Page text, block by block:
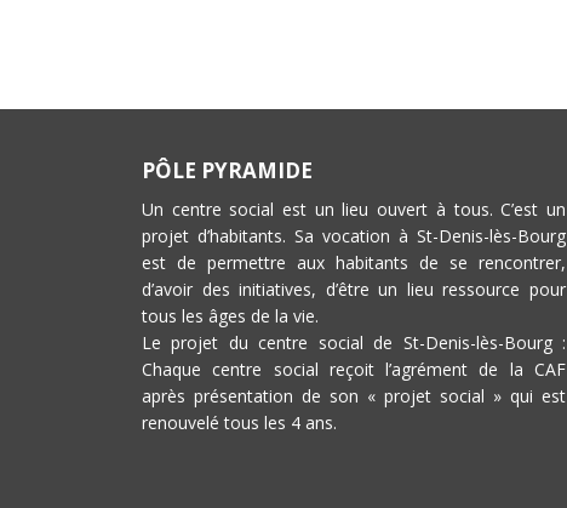
PÔLE PYRAMIDE
Un centre social est un lieu ouvert à tous. C’est un
projet d’habitants. Sa vocation à St-Denis-lès-Bourg
est de permettre aux habitants de se rencontrer,
d’avoir des initiatives, d’être un lieu ressource pour
tous les âges de la vie.
Le projet du centre social de St-Denis-lès-Bourg :
Chaque centre social reçoit l’agrément de la CAF
après présentation de son « projet social » qui est
renouvelé tous les 4 ans.